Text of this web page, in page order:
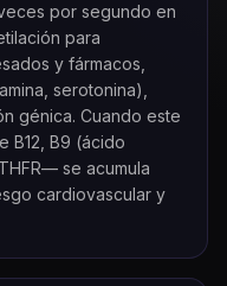
por segundo en
para
y fármacos,
serotonina),
génica. Cuando este
B9 (ácido
se acumula
cardiovascular y